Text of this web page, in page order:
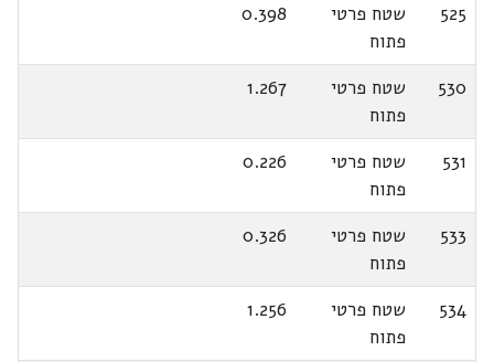
525
שטח פרטי
פתוח
0.398
530
שטח פרטי
פתוח
1.267
531
שטח פרטי
פתוח
0.226
533
שטח פרטי
פתוח
0.326
534
שטח פרטי
פתוח
1.256